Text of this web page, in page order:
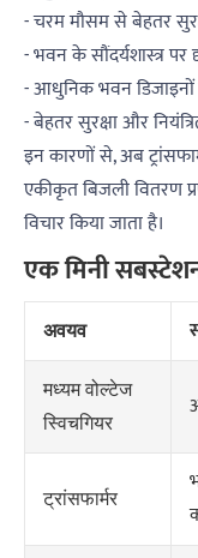
- चरम मौसम से बेहतर
- भवन के सौंदर्यशास्त्र पर
- आधुनिक भवन
- बेहतर सुरक्षा और
इन कारणों से, अब
एकीकृत बिजली वितरण
विचार किया जाता है।
एक मिनी
अवयव
मध्यम वोल्टेज
स्विचगियर
ट्रांसफार्मर